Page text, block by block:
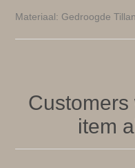
Materiaal: Gedroogde
item